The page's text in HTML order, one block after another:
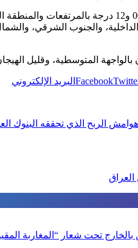
بالواجهة المتوسطية، وقليل
Facebook البريد الإلكتروني
الربح الذي تحققه البنوك
بالخارج تحت شعار “المغاربة